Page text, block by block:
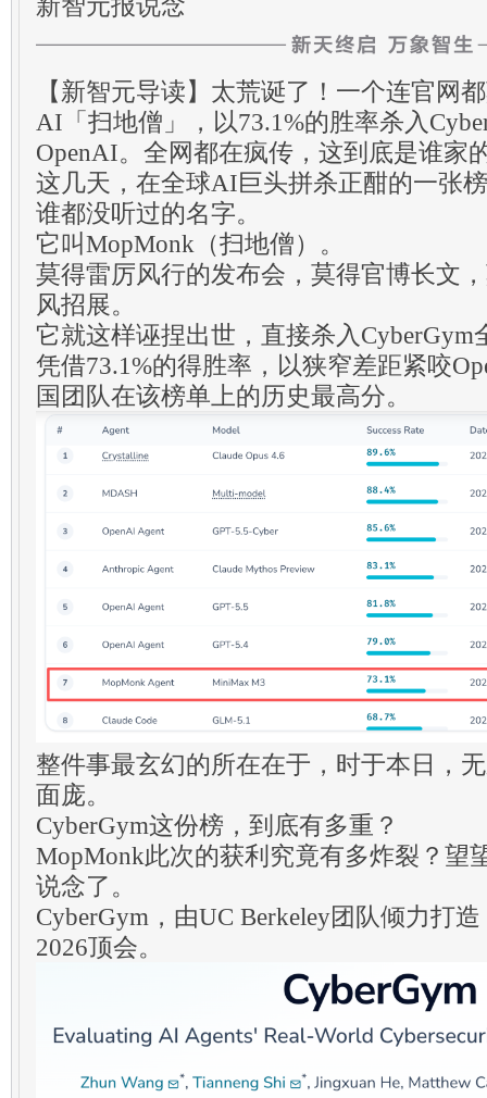
新智元报说念
【新智元导读】太荒诞了！一个连官网
AI「扫地僧」，以73.1%的胜率杀入
OpenAI。全网都在疯传，这到底是谁家
这几天，在全球AI巨头拼杀正酣的一张
谁都没听过的名字。
它叫MopMonk（扫地僧）。
莫得雷厉风行的发布会，莫得官博长文
风招展。
它就这样诬捏出世，直接杀入CyberGym
凭借73.1%的得胜率，以狭窄差距紧咬
国团队在该榜单上的历史最高分。
整件事最玄幻的所在在于，时于本日，
面庞。
CyberGym这份榜，到底有多重？
MopMonk此次的获利究竟有多炸裂？望
说念了。
CyberGym，由UC Berkeley团队倾力打
2026顶会。